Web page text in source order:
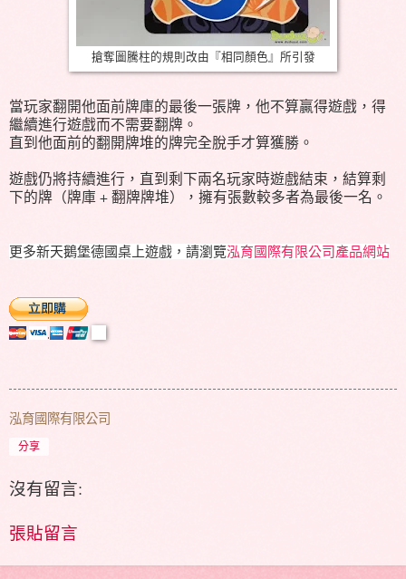
搶奪圖騰柱的規則改由『相同顏色』所引發
當玩家翻開他面前牌庫的最後一張牌，他不算贏得遊戲，得
繼續進行遊戲而不需要翻牌。
直到他面前的翻開牌堆的牌完全脫手才算獲勝。
遊戲仍將持續進行，直到剩下兩名玩家時遊戲結束，結算剩
下的牌（牌庫 + 翻牌牌堆），擁有張數較多者為最後一名。
更多新天鵝堡德國桌上遊戲，請瀏覽泓育國際有限公司產品網站
泓育國際有限公司
分享
沒有留言:
張貼留言